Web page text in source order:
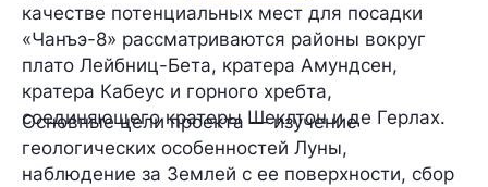
качестве потенциальных мест для посадки
«Чанъэ-8» рассматриваются районы вокруг
плато Лейбниц-Бета, кратера Амундсен,
кратера Кабеус и горного хребта,
соединяющего кратеры Шеклтон и де Герлах.
Основныецели проекта — изучение
геологических особенностей Луны,
наблюдение за Землей с ее поверхности, сбор